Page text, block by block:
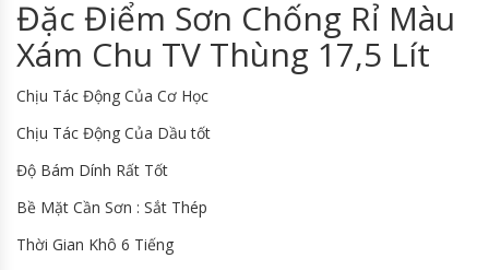
Đặc Điểm Sơn Chống Rỉ Màu
Xám Chu TV Thùng 17,5 Lít
Chịu Tác Động Của Cơ Học
Chịu Tác Động Của Dầu tốt
Độ Bám Dính Rất Tốt
Bề Mặt Cần Sơn : Sắt Thép
Thời Gian Khô 6 Tiếng